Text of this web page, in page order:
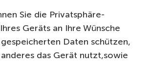
Sie die Privatsphäre-
Geräts an Ihre Wünsche
Daten schützen,
das Gerät nutzt,sowie